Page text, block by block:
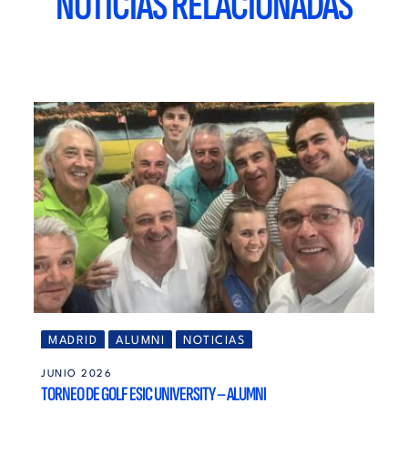
MADRID ALUMNI NOTICIAS
JUNIO 2026
TORNEO DE GOLF ESIC UNIVERSITY – ALUMNI